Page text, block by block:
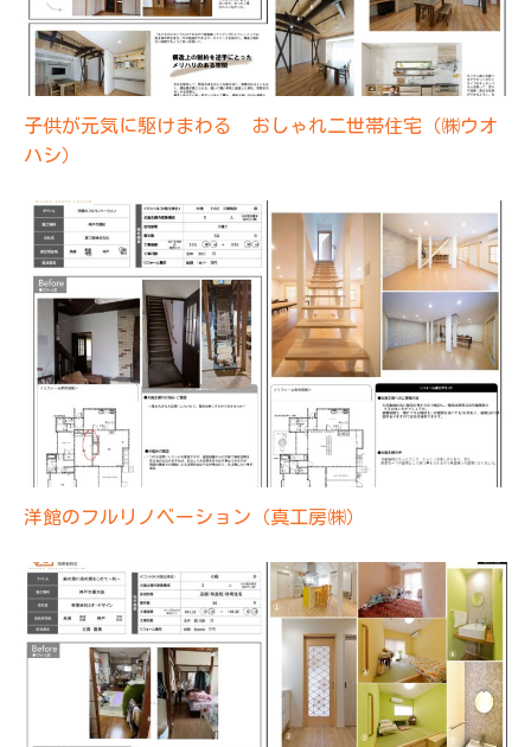
子供が元気に駆けまわる おしゃれ二世帯住宅（㈱ウオ
ハシ）
洋館のフルリノベーション（真工房㈱）